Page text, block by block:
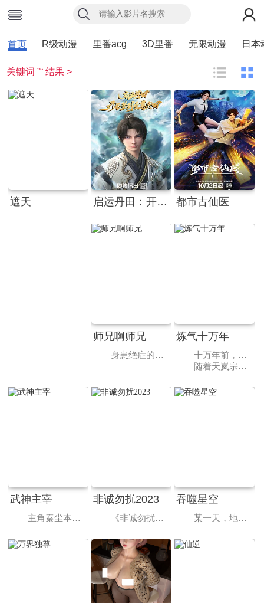
首页 R级动漫 里番acg 3D里番 无限动漫 日本
关键词 ”“ 结果 >
遮天 启运丹田：开局签到至尊丹田 都市古仙医
师兄啊师兄
身患绝症的年轻人李长寿，意外重生在封神大战之前的上古时代，成了一个炼气士。为了修得长生不老且能在残酷的洪荒安身立命，他低调行事，凡事谋而后动，从不轻易步入危险之中，藏底牌，修遁术，炼丹毒，直到有一天，他的师傅突然给他收了个师妹回来，本想低调修行的李长寿被卷入了一场场冒险。不动稳如老狗，一动石破天惊，动后悄声走人，在打败邪恶敌人的同时，结交志同道合的朋友，实现自己的人生价值。
炼气十万年
十万年前，天岚宗叱咤修真界，宗内弟子皆是天骄，所向披靡。唯独开山弟子徐阳一直是炼气期，为突破修为早日飞升，徐阳闭关万年。谁知出关时，修真界已经没落，天岚宗也只剩三五弟子，眼见就要灭宗，徐阳击退强敌，誓要带领天岚宗重回巅峰！
随着天岚宗势力扩大，徐阳修为停滞的真相也一步步的揭开，万年间，一个贯穿人、魔、仙三界的隐秘也展现在众人面前！究竟是一念成神，还是一念成魔？世界的生死就在徐阳的股掌之间！
武神主宰
主角秦尘本是武域中最顶尖的天才强者，却遭歹人暗算，陨落大陆禁地死亡峡谷。必死无疑的秦尘，却意外触发神秘古剑的力量…… 三百年后，天武大陆偏僻之地，一位同名少年意外继承了秦尘的意志。作为大齐国军神定武王的爱孙，却因生父来历成迷，母子二人在定武王府中受尽冷遇，相依为命。 为了重写望日的强者神话，也为了守护自己所爱的一切，秦尘毅然决然扛起维护天下五国的大任，再度踏上武道之路。
非诚勿扰2023
《非诚勿扰》是江苏卫视一档适应现代生活节奏的大型婚恋交友节目，为广大单身男女提供公开的婚恋交友平台，精良的节目制作和全新的婚恋交友模式得到观众和网友广泛关注。新节目的互动形式将完全突破过去传统的交友方式，完全体现新时代男女的婚恋观。节目中有24位单身女生以亮灯和灭灯方式来决定报名男嘉宾的去留，经过“爱之初体验”、“爱之再判断”、“爱之终决选”、“男生权利”等规则来决定男女嘉宾的速配成功。
吞噬星空
某一天，地球上出现了不明来由的RR病毒，将世界卷入灾难之中。受到感染的动物变异成为可怕的怪兽，大举入侵，人类面临毁灭之际筑起了围墙，成立基地市作为人类最后的堡垒。人类在这一段时间经历的磨难，被称为“大涅槃时期”。在极端的生存环境下，人类的体能也在逐渐地进步发展，尚武之风兴起，人类的身体素质相比以前有了质的飞越。而这其中的佼佼者，被称为“武者”。 18岁的罗峰也梦想着成为其中的一员。此时的他即将高考，正面临着人生十字路口的抉择，却不料怪兽的一次袭击影响了他的人生轨迹。在强大怪兽的威胁之下，市内居民面临危险，军方却束手无策。唯有一名武者挺身而出，保卫了基地市的安全。罗峰被武者的强大所感染，暗自立下成为武者以保护所爱之人的决心。这是一切的开始，罗峰武者之路的起点，也拉开了他传奇人生的序幕。 罗峰立志成为武者，前路却并不平坦，他首先要面对的便是外部环境无形中对他施加的影响。罗峰家庭条件不佳，生活拮据，父母无法给予他更多帮助，只能依靠自己的努力。最终，在不断的艰苦磨砺下，罗峰不断发掘自身潜能，得到了能力提升和自我价值的认可。不仅如此，罗峰不仅扛起了供养家庭的重担，还为了守护人类家园、为了人类更好的生存与发展，与其他正义的武者们一起，联手对付凶恶怪兽。在末日绝境之下，罗峰与其他武者们能否击退怪兽、成功守护人类世界？